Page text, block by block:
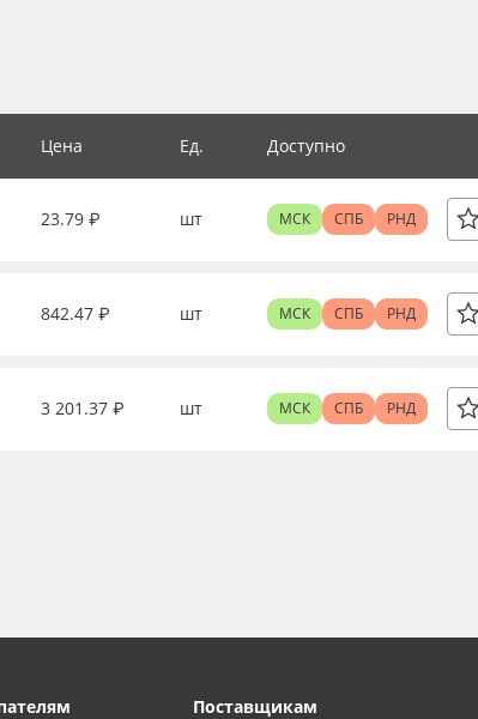
Цена Ед. Доступно
23.79 ₽ шт МСК СПБ РНД
842.47 ₽ шт МСК СПБ РНД
3 201.37 ₽ шт МСК СПБ РНД
Поставщикам